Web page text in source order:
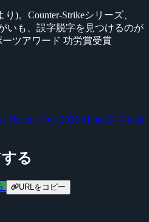
)。Counter-Strikeシリーズ、
いも、誤字脱字を見つけるのが
ツアワード 功労賞受賞
Nations Cup 2026 MimoriN Nunki
る
URLをコピー